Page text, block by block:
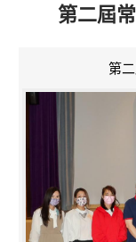
第二屆
第